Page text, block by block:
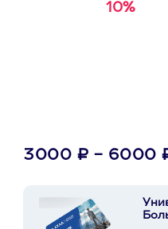
10%
3000 ₽ - 6000